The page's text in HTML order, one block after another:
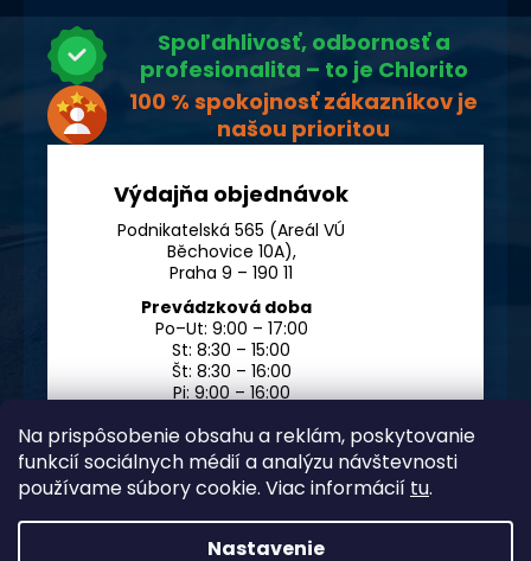
Na prispôsobenie obsahu a reklám, poskytovanie
funkcií sociálnych médií a analýzu návštevnosti
používame súbory cookie. Viac informácií tu.
Nastavenie
Spoľahlivosť, odbornosť a
profesionalita – to je Chlorito
100 % spokojnosť zákazníkov je
našou prioritou
Výdajňa objednávok
Podnikatelská 565 (Areál VÚ
Běchovice 10A),
Praha 9 – 190 11
Prevádzková doba
Po–Ut: 9:00 – 17:00
St: 8:30 – 15:00
Št: 8:30 – 16:00
Pi: 9:00 – 16:00